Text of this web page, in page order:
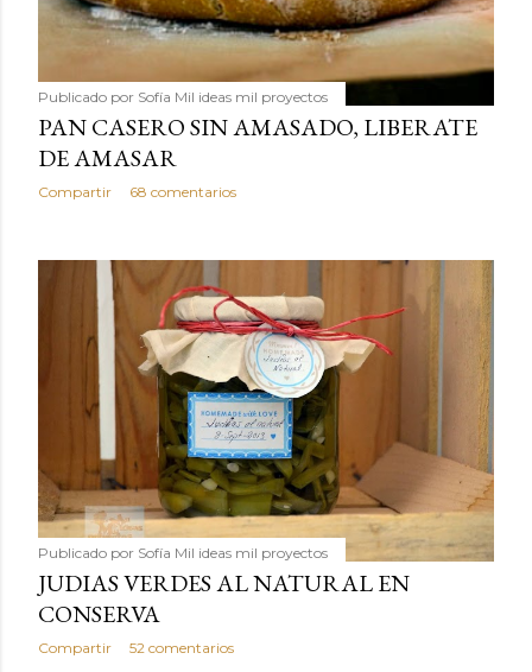
Publicado por Sofía Mil ideas mil proyectos
PAN CASERO SIN AMASADO, LIBERATE
DE AMASAR
Compartir 68 comentarios
Publicado por Sofía Mil ideas mil proyectos
JUDIAS VERDES AL NATURAL EN
CONSERVA
Compartir 52 comentarios